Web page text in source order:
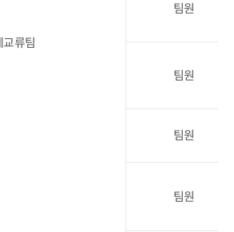
교류팀
팀원
팀원
팀원
팀원